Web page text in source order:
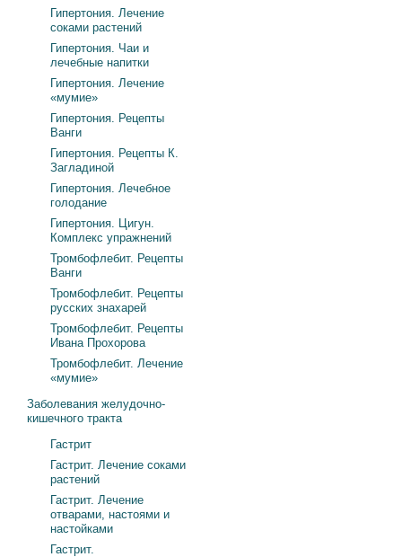
Гипертония. Лечение
соками растений
Гипертония. Чаи и
лечебные напитки
Гипертония. Лечение
«мумие»
Гипертония. Рецепты
Ванги
Гипертония. Рецепты К.
Загладиной
Гипертония. Лечебное
голодание
Гипертония. Цигун.
Комплекс упражнений
Тромбофлебит. Рецепты
Ванги
Тромбофлебит. Рецепты
русских знахарей
Тромбофлебит. Рецепты
Ивана Прохорова
Тромбофлебит. Лечение
«мумие»
Заболевания желудочно-
кишечного тракта
Гастрит
Гастрит. Лечение соками
растений
Гастрит. Лечение
отварами, настоями и
настойками
Гастрит.